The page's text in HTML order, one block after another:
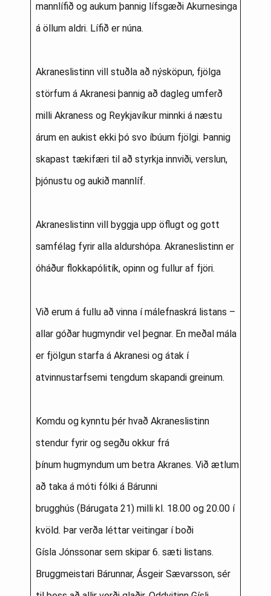
mannlífið og aukum þannig lífsgæði Akurnesinga
á öllum aldri. Lífið er núna.
Akraneslistinn vill stuðla að nýsköpun, fjölga
störfum á Akranesi þannig að dagleg umferð
milli Akraness og Reykjavíkur minnki á næstu
árum en aukist ekki þó svo íbúum fjölgi. Þannig
skapast tækifæri til að styrkja innviði, verslun,
þjónustu og aukið mannlíf.
Akraneslistinn vill byggja upp öflugt og gott
samfélag fyrir alla aldurshópa. Akraneslistinn er
óháður flokkapólitík, opinn og fullur af fjöri.
Við erum á fullu að vinna í málefnaskrá listans –
allar góðar hugmyndir vel þegnar. En meðal mála
er fjölgun starfa á Akranesi og átak í
atvinnustarfsemi tengdum skapandi greinum.
Komdu og kynntu þér hvað Akraneslistinn
stendur fyrir og segðu okkur frá
þínum hugmyndum um betra Akranes. Við ætlum
að taka á móti fólki á Bárunni
brugghús (Bárugata 21) milli kl. 18.00 og 20.00 í
kvöld. Þar verða léttar veitingar í boði
Gísla Jónssonar sem skipar 6. sæti listans.
Bruggmeistari Bárunnar, Ásgeir Sævarsson, sér